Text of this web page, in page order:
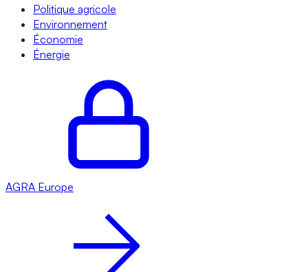
Politique agricole
Environnement
Économie
Énergie
AGRA Europe